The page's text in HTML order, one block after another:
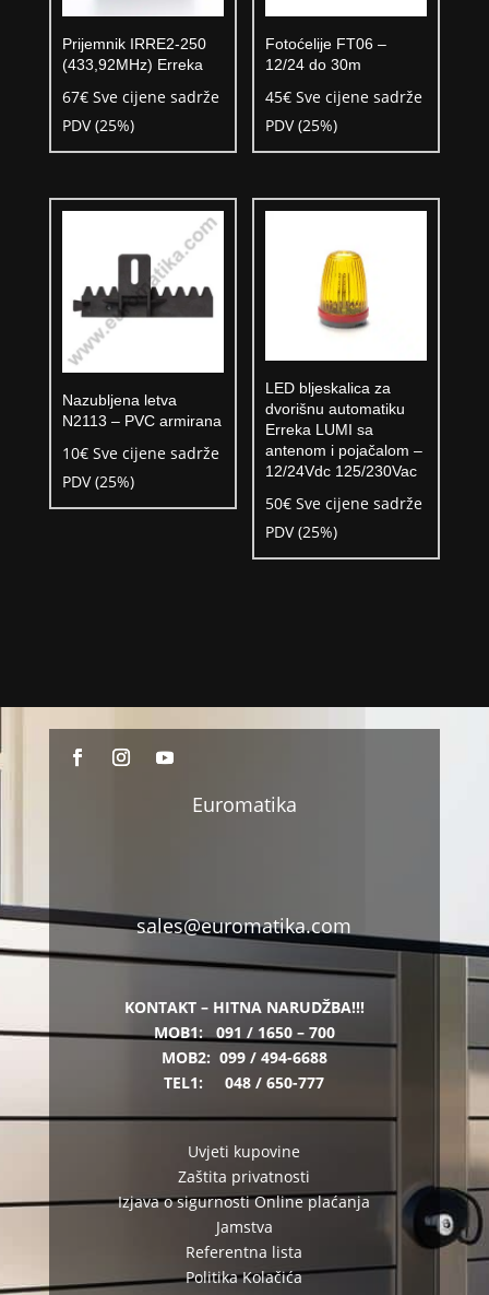
Prijemnik IRRE2-250
(433,92MHz) Erreka
67€ Sve cijene sadrže
PDV (25%)
Fotoćelije FT06 –
12/24 do 30m
45€ Sve cijene sadrže
PDV (25%)
Nazubljena letva
N2113 – PVC armirana
10€ Sve cijene sadrže
PDV (25%)
LED bljeskalica za
dvorišnu automatiku
Erreka LUMI sa
antenom i pojačalom –
12/24Vdc 125/230Vac
50€ Sve cijene sadrže
PDV (25%)
Euromatika
sales@euromatika.com
KONTAKT – HITNA NARUDŽBA!!!
MOB1:091 / 1650 – 700
MOB2: 099 / 494-6688
TEL1:048 / 650-777
Uvjeti kupovine
Zaštita privatnosti
Izjava o sigurnosti Online plaćanja
Jamstva
Referentna lista
Politika Kolačića